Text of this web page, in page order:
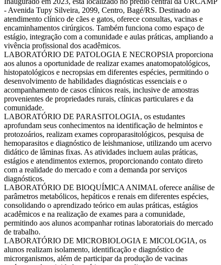
- Avenida Tupy Silveira, 2099, Centro, Bagé/RS. Destinado ao
atendimento clínico de cães e gatos, oferece consultas, vacinas e
encaminhamentos cirúrgicos. Também funciona como espaço de
estágio, integração com a comunidade e aulas práticas, ampliando a
vivência profissional dos acadêmicos.
LABORATÓRIO DE PATOLOGIA E NECROPSIA proporciona
aos alunos a oportunidade de realizar exames anatomopatológicos,
histopatológicos e necropsias em diferentes espécies, permitindo o
desenvolvimento de habilidades diagnósticas essenciais e o
acompanhamento de casos clínicos reais, inclusive de amostras
provenientes de propriedades rurais, clínicas particulares e da
comunidade.
LABORATÓRIO DE PARASITOLOGIA, os estudantes
aprofundam seus conhecimentos na identificação de helmintos e
protozoários, realizam exames coproparasitológicos, pesquisa de
hemoparasitos e diagnóstico de leishmaniose, utilizando um acervo
didático de lâminas fixas. As atividades incluem aulas práticas,
estágios e atendimentos externos, proporcionando contato direto
com a realidade do mercado e com a demanda por serviços
diagnósticos.
LABORATÓRIO DE BIOQUÍMICA ANIMAL oferece análise de
parâmetros metabólicos, hepáticos e renais em diferentes espécies,
consolidando o aprendizado teórico em aulas práticas, estágios
acadêmicos e na realização de exames para a comunidade,
permitindo aos alunos acompanhar rotinas laboratoriais do mercado
de trabalho.
LABORATÓRIO DE MICROBIOLOGIA E MICOLOGIA, os
alunos realizam isolamento, identificação e diagnóstico de
microrganismos, além de participar da produção de vacinas